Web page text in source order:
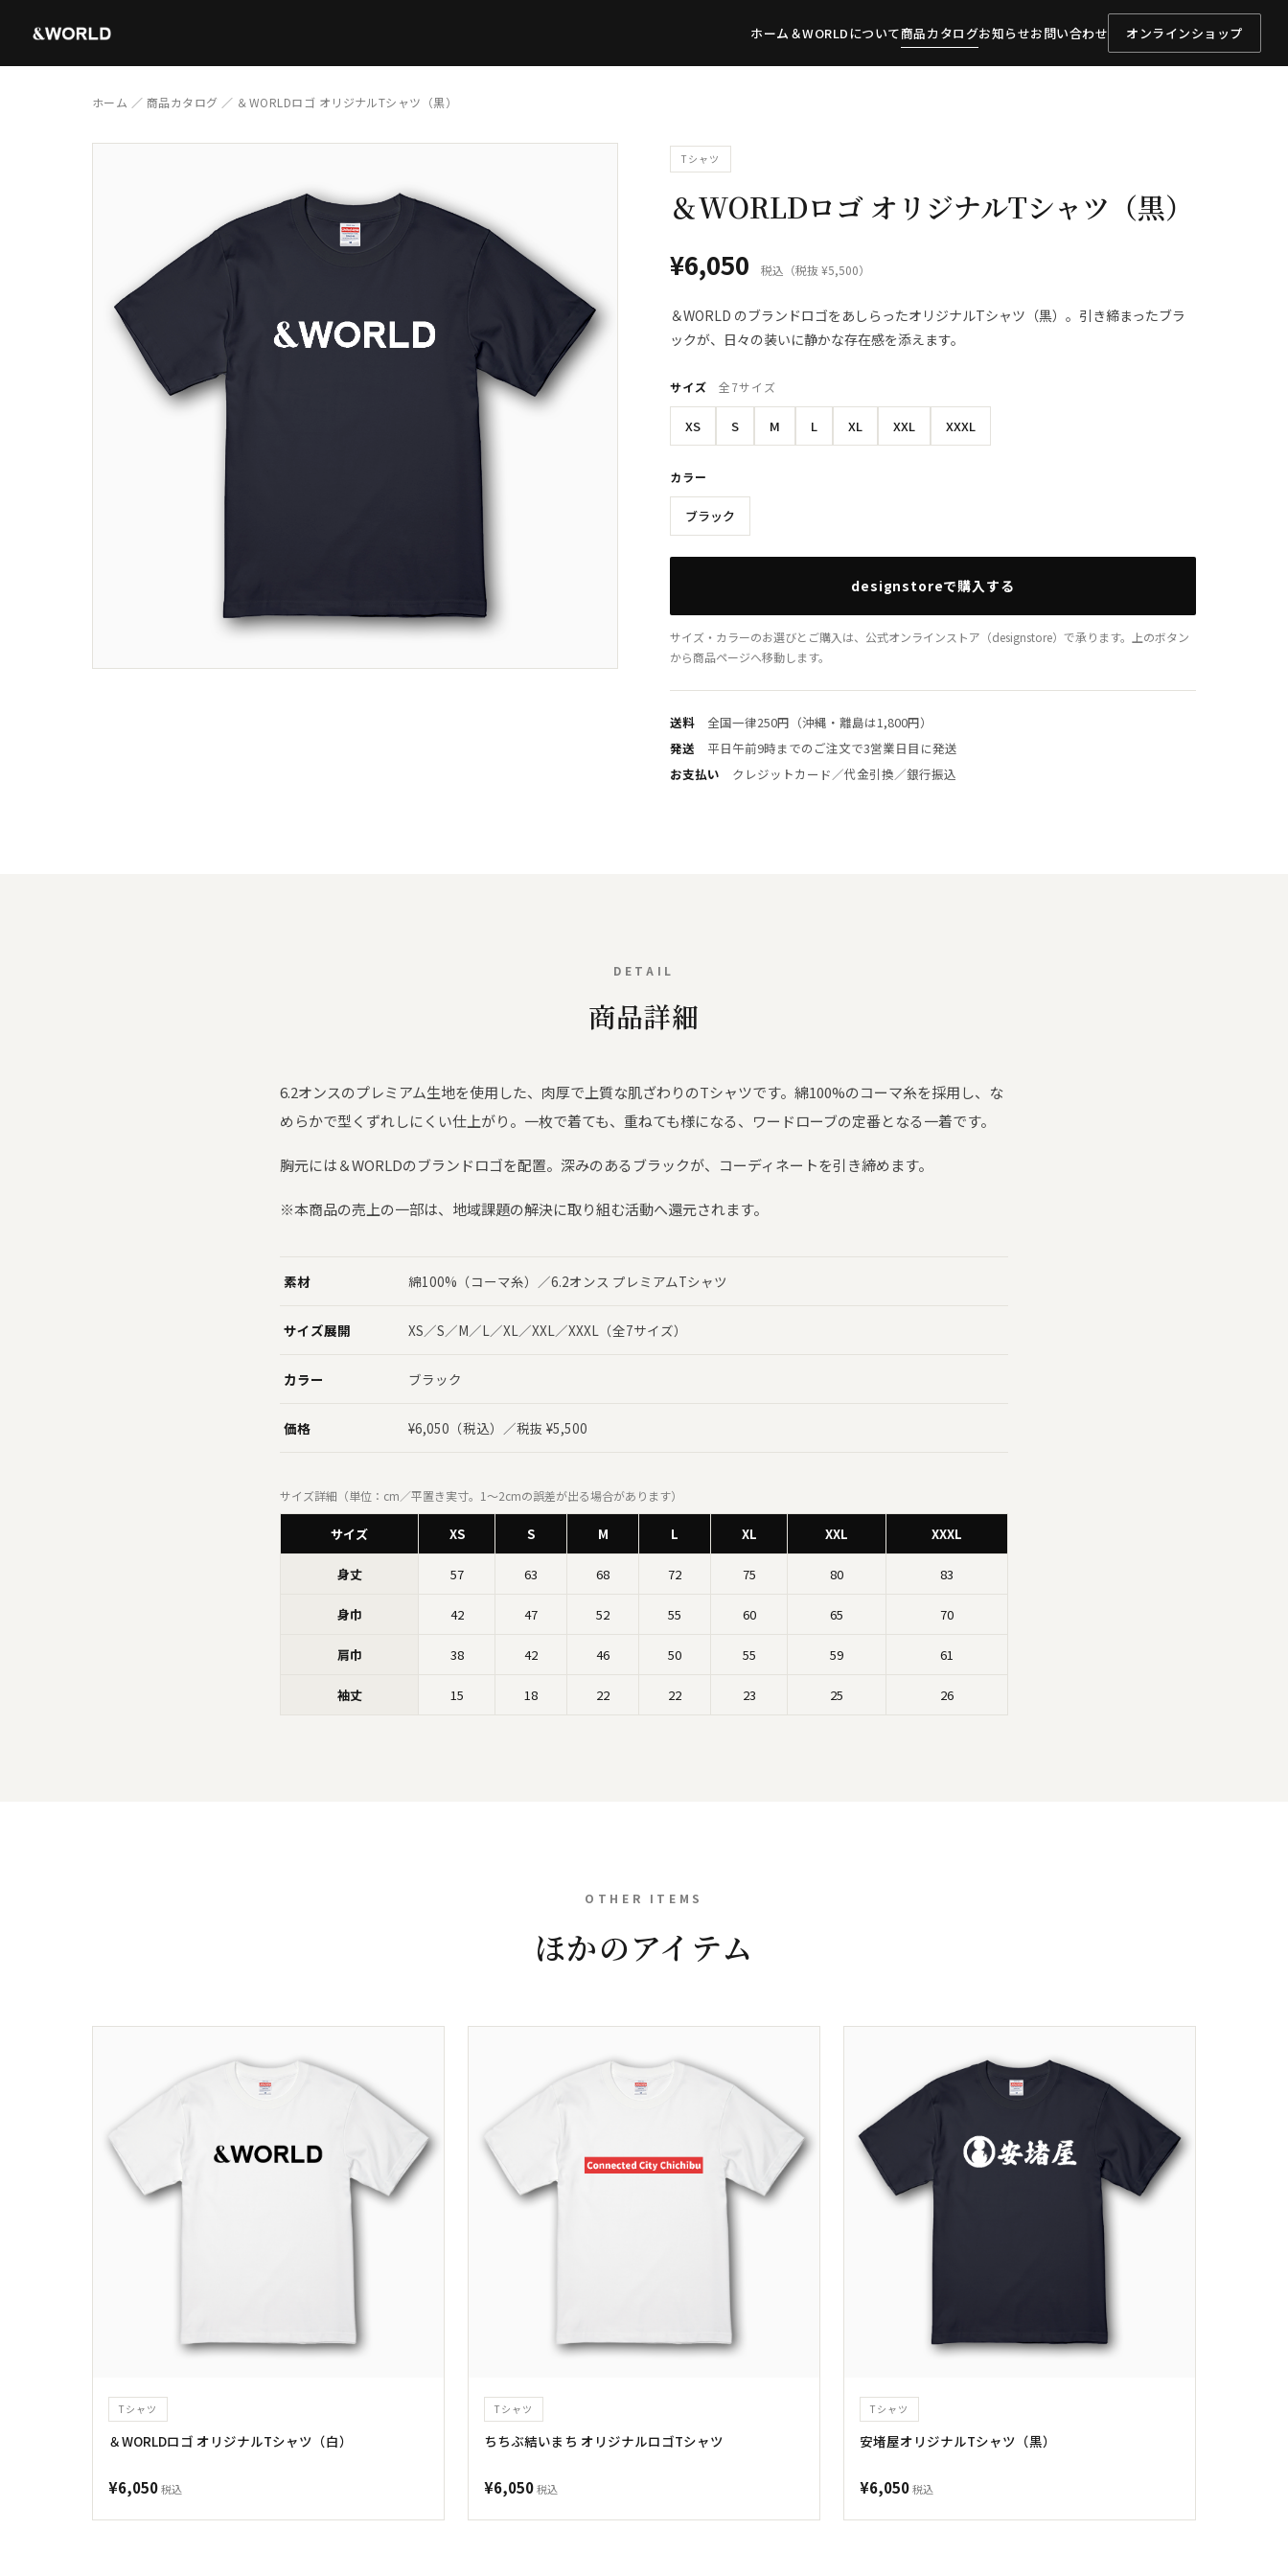
ホーム ＆WORLDについて商品カタログお知らせお問い合わせ オンラインショップ
ホーム ／ 商品カタログ ／ ＆WORLDロゴ オリジナルTシャツ（黒）
Tシャツ
＆WORLDロゴ オリジナルTシャツ（黒）
¥6,050 税込（税抜 ¥5,500）
＆WORLD のブランドロゴをあしらったオリジナルTシャツ（黒）。引き締まったブラ
ックが、日々の装いに静かな存在感を添えます。
サイズ 全7サイズ
XS S M L XL XXL XXXL
カラー
ブラック
designstoreで購入する
サイズ・カラーのお選びとご購入は、公式オンラインストア（designstore）で承ります。上のボタン
から商品ページへ移動します。
送料全国一律250円（沖縄・離島は1,800円）
発送 平日午前9時までのご注文で3営業日目に発送
お支払い クレジットカード／代金引換／銀行振込
DETAIL
商品詳細
6.2オンスのプレミアム生地を使用した、肉厚で上質な肌ざわりのTシャツです。綿100%のコーマ糸を採用し、な
めらかで型くずれしにくい仕上がり。一枚で着ても、重ねても様になる、ワードローブの定番となる一着です。
胸元には＆WORLDのブランドロゴを配置。深みのあるブラックが、コーディネートを引き締めます。
※本商品の売上の一部は、地域課題の解決に取り組む活動へ還元されます。
素材 綿100%（コーマ糸）／6.2オンス プレミアムTシャツ
サイズ展開 XS／S／M／L／XL／XXL／XXXL（全7サイズ）
カラー ブラック
価格 ¥6,050（税込）／税抜 ¥5,500
サイズ詳細（単位：cm／平置き実寸。1〜2cmの誤差が出る場合があります）
サイズ XS S M L XL XXL XXXL
身丈 57 63 68 72 75 80 83
身巾 42 47 52 55 60 65 70
肩巾 38 42 46 50 55 59 61
袖丈 15 18 22 22 23 25 26
OTHER ITEMS
ほかのアイテム
Tシャツ
＆WORLDロゴ オリジナルTシャツ（白）
¥6,050税込
Tシャツ
ちちぶ結いまち オリジナルロゴTシャツ
¥6,050税込
Tシャツ
安堵屋オリジナルTシャツ（黒）
¥6,050税込